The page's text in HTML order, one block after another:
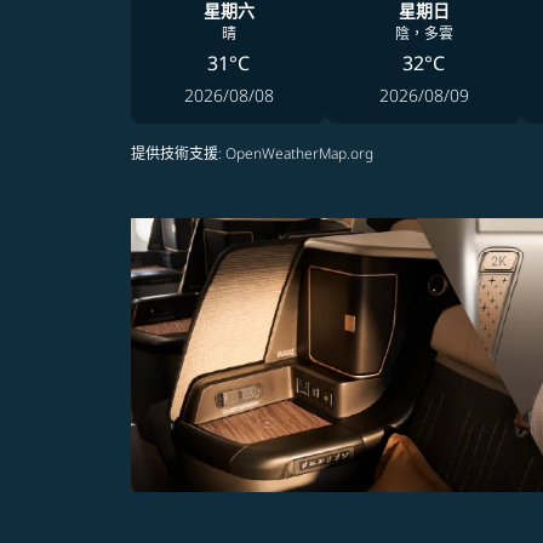
星期六
晴
31°C
2026/08/08
星期日
陰，多雲
32°C
2026/08/09
提供技術支援: OpenWeatherMap.org